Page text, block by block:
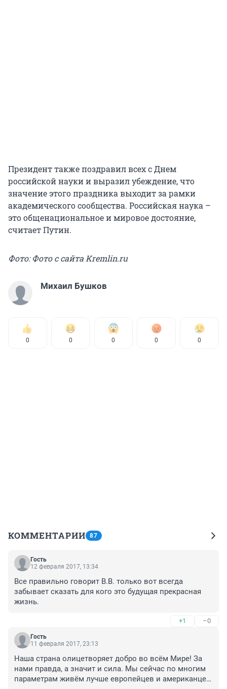
Президент также поздравил всех с Днем
российской науки и выразил убеждение, что
значение этого праздника выходит за рамки
академического сообщества. Российская наука –
это общенациональное и мировое достояние,
считает Путин.
Фото: Фото с сайта Kremlin.ru
Михаил Бушков
0 0 0 0 0
КОММЕНТАРИИ 87
Гость
12 февраля 2017, 13:34
Все правильно говорит В.В. только вот всегда
забывает сказать для кого это будущая прекрасная
жизнь.
+1 –0
Гость
11 февраля 2017, 23:13
Наша страна олицетворяет добро во всём Мире! За
нами правда, а значит и сила. Мы сейчас по многим
параметрам живём лучше европейцев и американцев,